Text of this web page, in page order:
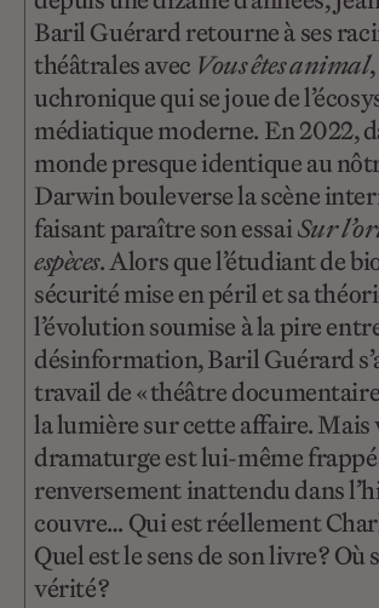
Baril Guérard retourne à ses
théâtrales avec Vous êtes animal
uchronique qui se joue de
médiatique moderne. En 2022,
monde presque identique au
Darwin bouleverse la scène
faisant paraître son essaiSur
espèces. Alors que l’étudiant de
sécurité mise en péril et sa
l’évolution soumise à la pire
désinformation, Baril Guérard
travail de « théâtre
la lumière sur cette affaire. Mais
dramaturge est lui-même
renversement inattendu dans
couvre… Qui est réellement
Quel est le sens de son livre ? Où
vérité ?